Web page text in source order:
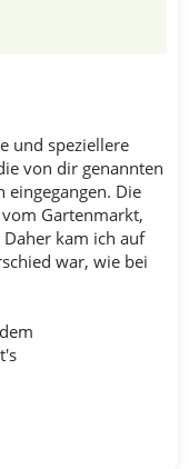
und speziellere
von dir genannten
eingegangen. Die
Gartenmarkt,
kam ich auf
war, wie bei